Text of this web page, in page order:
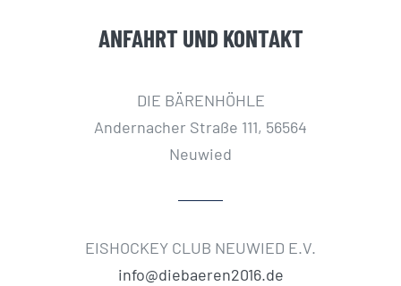
ANFAHRT UND KONTAKT
DIE BÄRENHÖHLE
Andernacher Straße 111, 56564
Neuwied
EISHOCKEY CLUB NEUWIED E.V.
info@diebaeren2016.de